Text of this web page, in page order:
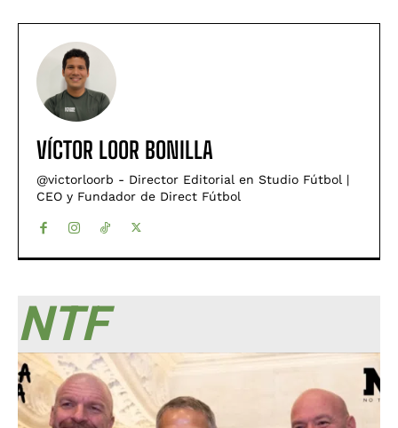
VÍCTOR LOOR BONILLA
@victorloorb - Director Editorial en Studio Fútbol |
CEO y Fundador de Direct Fútbol
NTF